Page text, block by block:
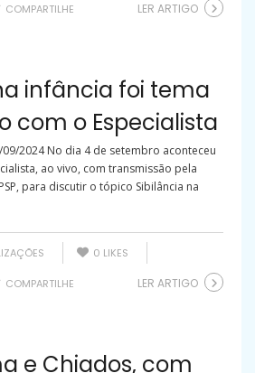
COMPARTILHE LER ARTIGO
infância foi tema
com o Especialista
2024 No dia 4 de setembro aconteceu
ao vivo, com transmissão pela
para discutir o tópico Sibilância na
0 LIKES
COMPARTILHE LER ARTIGO
e Chiados, com